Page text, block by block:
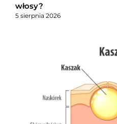
włosy?
5 sierpnia 2026